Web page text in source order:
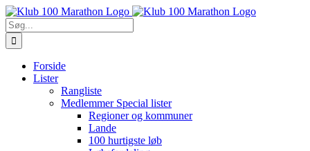
Skip
to
content
Søg
efter:
Forside
Lister
Rangliste
Medlemmer Special lister
Regioner og kommuner
Lande
100 hurtigste løb